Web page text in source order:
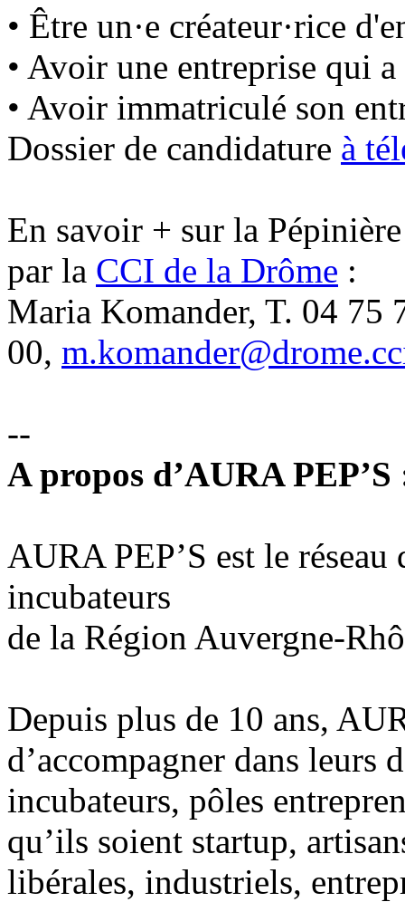
• Être un·e créateur·rice
• Avoir une entreprise qui
• Avoir immatriculé son
Dossier de candidature à
En savoir + sur la
par la CCI de la Drôme :
Maria Komander, T. 04 75
00,
--
A propos d’AURA
AURA PEP’S est le réseau
incubateurs
de la Région Auvergne-
Depuis plus de 10 ans,
d’accompagner dans leurs
incubateurs, pôles
qu’ils soient startup,
libérales, industriels,